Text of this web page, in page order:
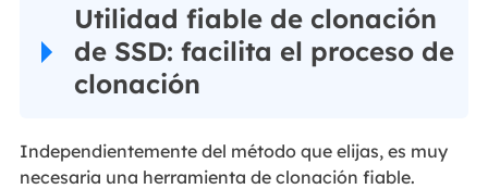
Utilidad fiable de clonación
de SSD: facilita el proceso de
clonación
Independientemente del método que elijas, es muy
necesaria una herramienta de clonación fiable.